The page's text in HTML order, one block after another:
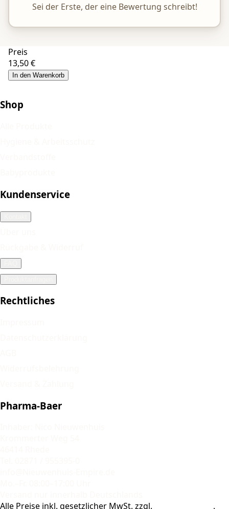
Sei der Erste, der eine Bewertung schreibt!
Preis
13,50 €
In den Warenkorb
Shop
Kundenservice
Rechtliches
Pharma-Baer
Alle Preise inkl. gesetzlicher MwSt. zzgl.
.